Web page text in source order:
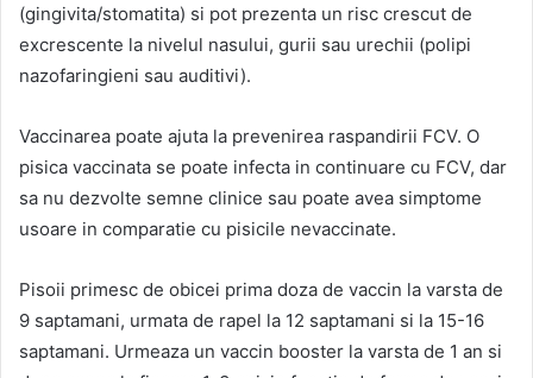
(gingivita/stomatita) si pot prezenta un risc crescut de
excrescente la nivelul nasului, gurii sau urechii (polipi
nazofaringieni sau auditivi).
Vaccinarea poate ajuta la prevenirea raspandirii FCV. O
pisica vaccinata se poate infecta in continuare cu FCV, dar
sa nu dezvolte semne clinice sau poate avea simptome
usoare in comparatie cu pisicile nevaccinate.
Pisoii primesc de obicei prima doza de vaccin la varsta de
9 saptamani, urmata de rapel la 12 saptamani si la 15-16
saptamani. Urmeaza un vaccin booster la varsta de 1 an si